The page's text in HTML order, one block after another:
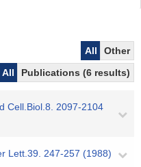
All
Other
All
Publications (6 results)
Cell.Biol.8. 2097-2104
Lett.39. 247-257 (1988)